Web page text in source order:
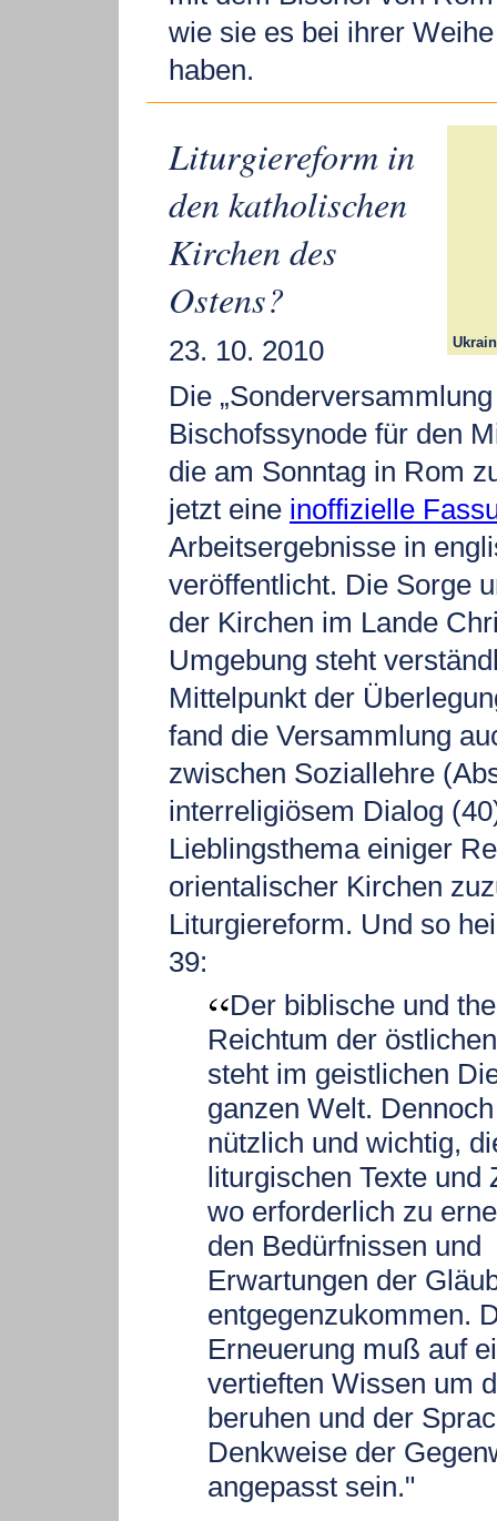
wie sie es bei ihrer
haben.
Liturgiereform in
den katholischen
Kirchen des
Ostens?
23. 10. 2010
Die
Bischofssynode für den
die am Sonntag in Rom
jetzt eine inoffizielle
Arbeitsergebnisse in
veröffentlicht. Die Sorge
der Kirchen im Lande
Umgebung steht
Mittelpunkt der
fand die Versammlung
zwischen Soziallehre
interreligiösem Dialog
Lieblingsthema einiger
orientalischer Kirchen
Liturgiereform. Und so
39:
Der biblische und
Reichtum der
steht im geistlichen
ganzen Welt.
nützlich und wichtig,
liturgischen Texte und
wo erforderlich zu
den Bedürfnissen und
Erwartungen der
entgegenzukommen.
Erneuerung muß auf
vertieften Wissen um
beruhen und der
Denkweise der
angepasst sein."